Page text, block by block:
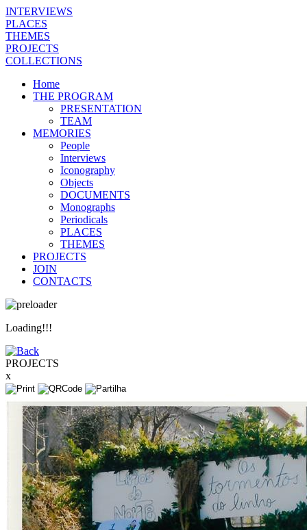
INTERVIEWS
PLACES
THEMES
PROJECTS
COLLECTIONS
Home
THE PROGRAM
PRESENTATION
TEAM
MEMORIES
People
Interviews
Iconography
Objects
DOCUMENTS
Monographs
Periodicals
PLACES
THEMES
PROJECTS
JOIN
CONTACTS
Loading!!!
PROJECTS
x